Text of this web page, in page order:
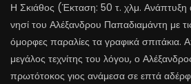
Η Σκιάθος (Έκταση: 50 τ. χλμ. Ανάπτυξη
νησί του Αλέξανδρου Παπαδιαμάντη με
όμορφες παραλίες τα γραφικά σπιτάκια.
μεγάλος τεχνίτης του λόγου, ο
πρωτότοκος γιος ανάμεσα σε επτά